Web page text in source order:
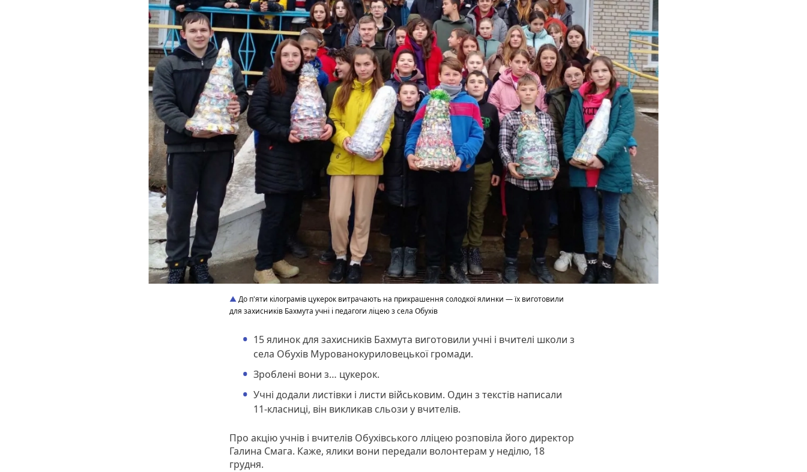
До п'яти кілограмів цукерок витрачають на прикрашення солодкої ялинки — їх виготовили
для захисників Бахмута учні і педагоги ліцею з села Обухів
15 ялинок для захисників Бахмута виготовили учні і вчителі школи з
села Обухів Мурованокуриловецької громади.
Зроблені вони з… цукерок.
Учні додали листівки і листи військовим. Один з текстів написали
11-класниці, він викликав сльози у вчителів.
Про акцію учнів і вчителів Обухівського лліцею розповіла його директор
Галина Смага. Каже, ялики вони передали волонтерам у неділю, 18
грудня.